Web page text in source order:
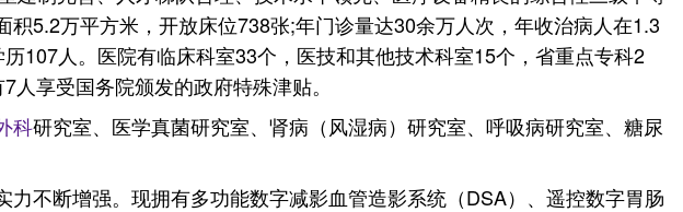
5.2万平方米，开放床位738张;年门诊量达30余万人次，年收治病人在1.3
107人。医院有临床科室33个，医技和其他技术科室15个，省重点专科2
享受国务院颁发的政府特殊津贴。
科研究室、医学真菌研究室、肾病（风湿病）研究室、呼吸病研究室、糖尿
不断增强。现拥有多功能数字减影血管造影系统（DSA）、遥控数字胃肠